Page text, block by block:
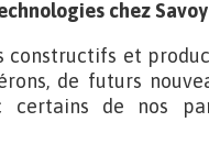
chez
constructifs et
de futurs
certains de nos